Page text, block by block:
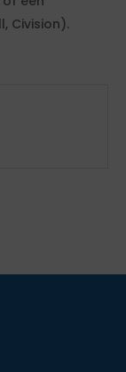
Civision).